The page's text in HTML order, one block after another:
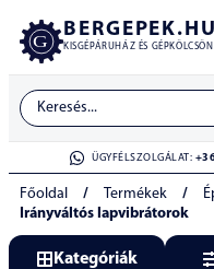
BERGEPEK.HU
KISGÉPÁRUHÁZ ÉS
ÜGYFÉLSZOLGÁLAT:
Főoldal / Termékek /
Irányváltós lapvibrátorok
Kategóriák